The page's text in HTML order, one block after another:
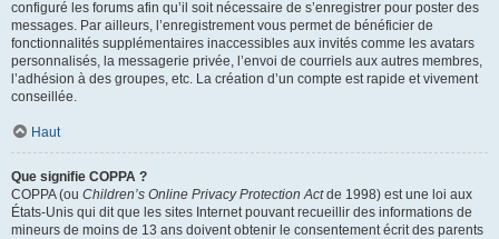
configuré les forums afin qu’il soit nécessaire de s’enregistrer pour poster des
messages. Par ailleurs, l’enregistrement vous permet de bénéficier de
fonctionnalités supplémentaires inaccessibles aux invités comme les avatars
personnalisés, la messagerie privée, l’envoi de courriels aux autres membres,
l’adhésion à des groupes, etc. La création d’un compte est rapide et vivement
conseillée.
Haut
Que signifie COPPA ?
COPPA (ou Children’s Online Privacy Protection Actde 1998) est une loi aux
États-Unis qui dit que les sites Internet pouvant recueillir des informations de
mineurs de moins de 13 ans doivent obtenir le consentement écrit des parents